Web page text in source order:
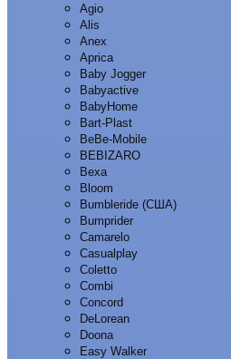
Agio
Alis
Anex
Aprica
Baby Jogger
Babyactive
BabyHome
Bart-Plast
BeBe-Mobile
BEBIZARO
Bexa
Bloom
Bumbleride (США)
Bumprider
Camarelo
Casualplay
Coletto
Combi
Concord
DeLorean
Doona
Easy Walker